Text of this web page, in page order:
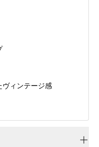
ヴィンテージ感